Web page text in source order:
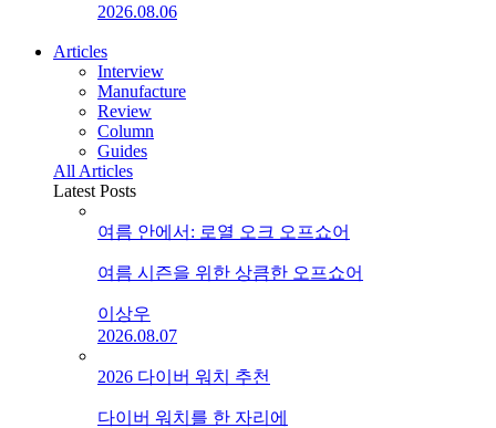
2026.08.06
Articles
Interview
Manufacture
Review
Column
Guides
All Articles
Latest Posts
여름 안에서: 로열 오크 오프쇼어
여름 시즌을 위한 상큼한 오프쇼어
이상우
2026.08.07
2026 다이버 워치 추천
다이버 워치를 한 자리에